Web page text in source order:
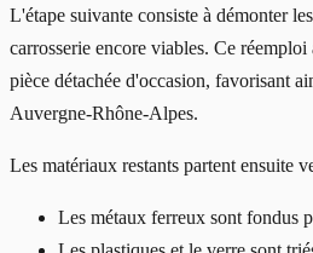
L'étape suivante consiste à démonter
carrosserie encore viables. Ce
pièce détachée d'occasion, favorisant
Auvergne-Rhône-Alpes.
Les matériaux restants partent ensuite
Les métaux ferreux sont fondus